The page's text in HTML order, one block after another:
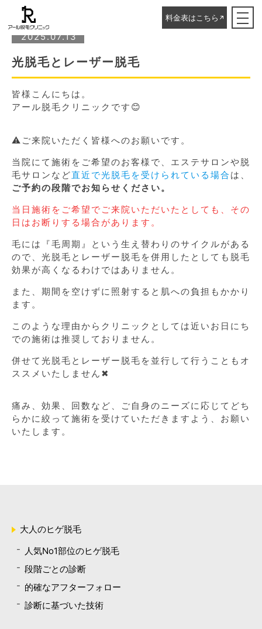
料金表はこちら
ホーム 光脱毛とレーザー脱毛
2025.07.13
光脱毛とレーザー脱毛
皆様こんにちは。
アール脱毛クリニックです😊
⚠ご来院いただく皆様へのお願いです。
当院にて施術をご希望のお客様で、エステサロンや脱
毛サロンなど直近で光脱毛を受けられている場合 は、
ご予約の段階でお知らせください。
当日施術をご希望でご来院いただいたとしても、その
日はお断りする場合があります。
毛には『毛周期』という生え替わりのサイクルがある
ので、光脱毛とレーザー脱毛を併用したとしても脱毛
効果が高くなるわけではありません。
また、期間を空けずに照射すると肌への負担もかかり
ます。
このような理由からクリニックとしては近いお日にち
での施術は推奨しておりません。
併せて光脱毛とレーザー脱毛を並行して行うこともオ
ススメいたしません✖
痛み、効果、回数など、ご自身のニーズに応じてどち
らかに絞って施術を受けていただきますよう、お願い
いたします。
大人のヒゲ脱毛
人気No1部位のヒゲ脱毛
段階ごとの診断
的確なアフターフォロー
診断に基づいた技術